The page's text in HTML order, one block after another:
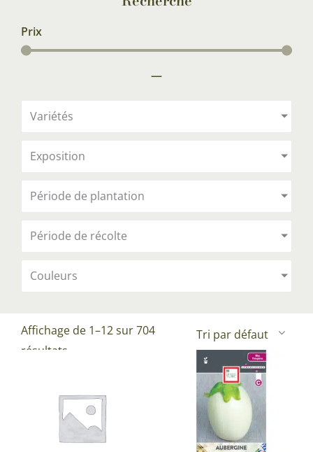
Prix
—
Variétés
Exposition
Période de plantation
Période de récolte
Couleurs
Affichage de 1–12 sur 704
résultats